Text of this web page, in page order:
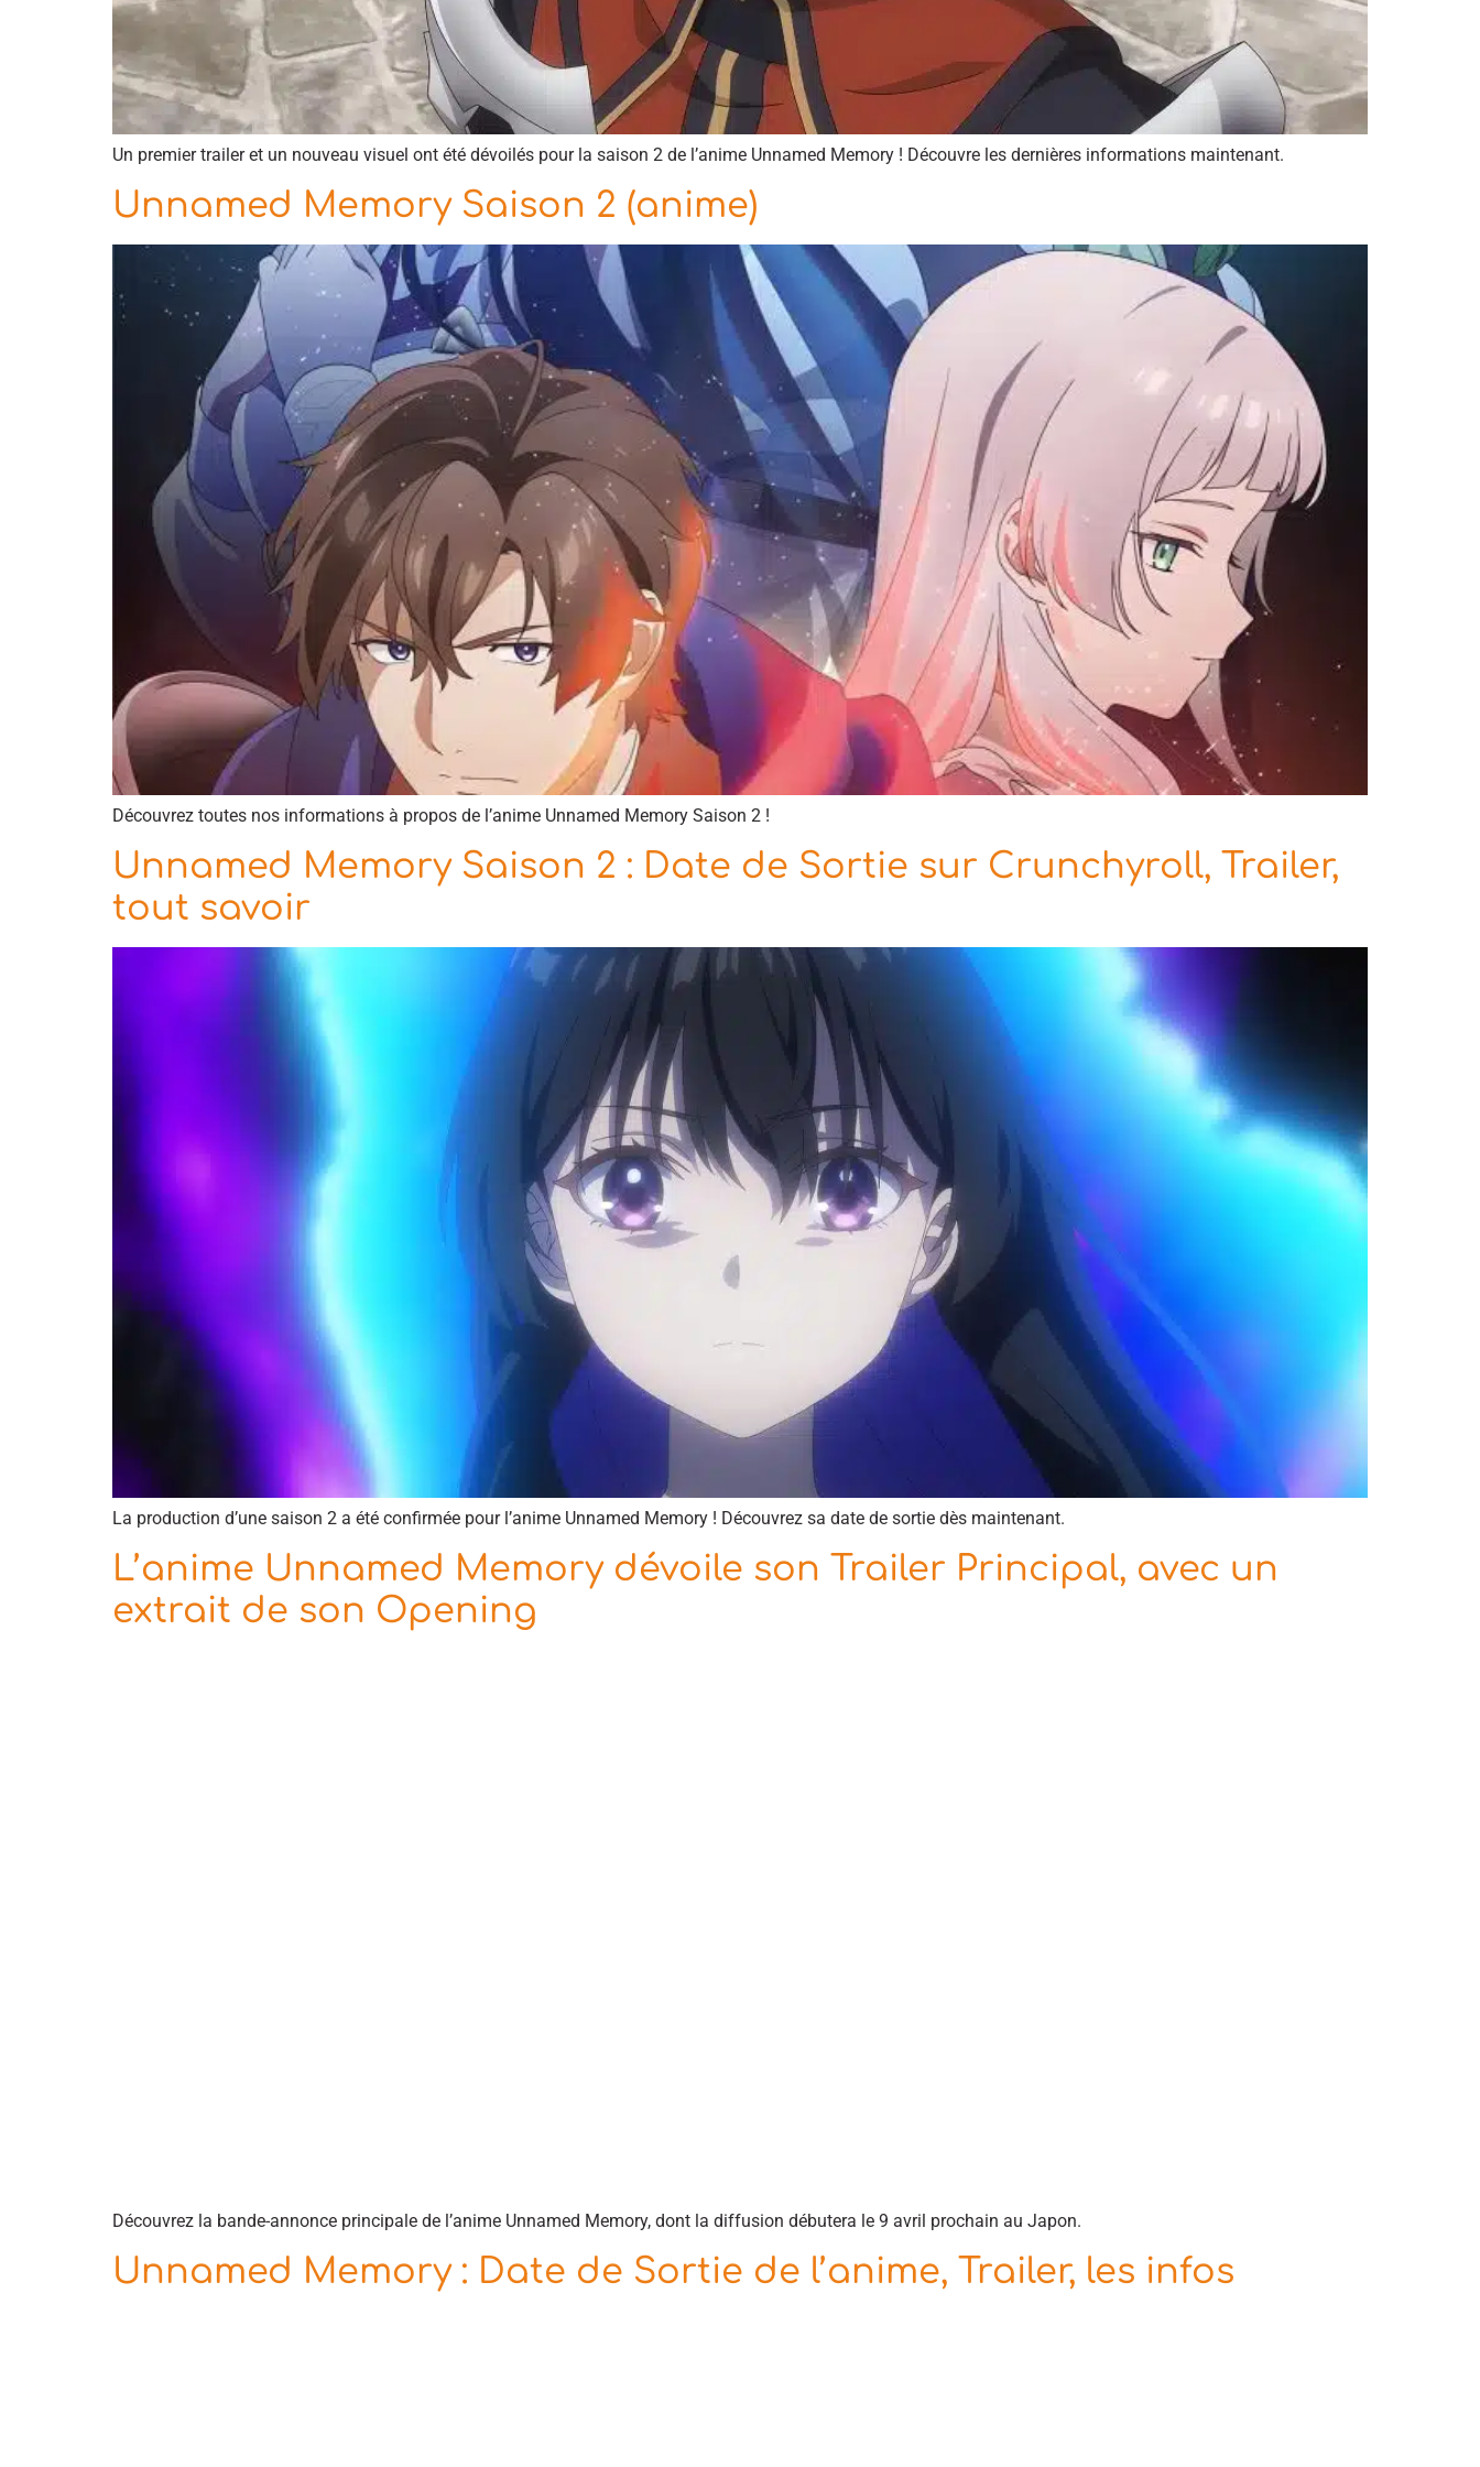
Un premier trailer et un nouveau visuel ont été dévoilés pour la saison 2 de l’anime Unnamed Memory ! Découvre les dernières informations maintenant.
Unnamed Memory Saison 2 (anime)
Découvrez toutes nos informations à propos de l’anime Unnamed Memory Saison 2 !
Unnamed Memory Saison 2 : Date de Sortie sur Crunchyroll, Trailer,
tout savoir
La production d’une saison 2 a été confirmée pour l’anime Unnamed Memory ! Découvrez sa date de sortie dès maintenant.
L’anime Unnamed Memory dévoile son Trailer Principal, avec un
extrait de son Opening
Découvrez la bande-annonce principale de l’anime Unnamed Memory, dont la diffusion débutera le 9 avril prochain au Japon.
Unnamed Memory : Date de Sortie de l’anime, Trailer, les infos